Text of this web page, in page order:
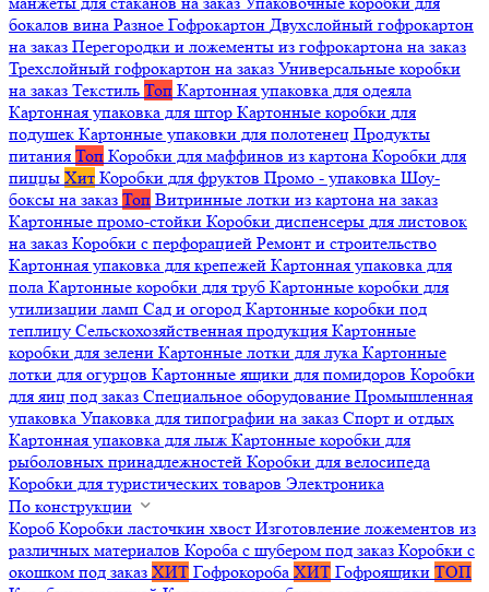
бокалов вина Разное Гофрокартон Двухслойный гофрокартон
на заказ Перегородки и ложементы из гофрокартона на заказ
Трехслойный гофрокартон на заказ Универсальные коробки
на заказ Текстиль Топ Картонная упаковка для одеяла
Картонная упаковка для штор Картонные коробки для
подушек Картонные упаковки для полотенец Продукты
питания Топ Коробки для маффинов из картона Коробки для
пиццы Хит Коробки для фруктов Промо - упаковка Шоу-
боксы на заказ Топ Витринные лотки из картона на заказ
Картонные промо-стойки Коробки диспенсеры для листовок
на заказ Коробки с перфорацией Ремонт и строительство
Картонная упаковка для крепежей Картонная упаковка для
пола Картонные коробки для труб Картонные коробки для
утилизации ламп Сад и огород Картонные коробки под
теплицу Сельскохозяйственная продукция Картонные
коробки для зелени Картонные лотки для лука Картонные
лотки для огурцов Картонные ящики для помидоров Коробки
для яиц под заказ Специальное оборудование Промышленная
упаковка Упаковка для типографии на заказ Спорт и отдых
Картонная упаковка для лыж Картонные коробки для
рыболовных принадлежностей Коробки для велосипеда
Коробки для туристических товаров Электроника
По конструкции
Короб Коробки ласточкин хвост Изготовление ложементов из
различных материалов Короба с шубером под заказ Коробки с
окошком под заказ ХИТ Гофрокороба ХИТ Гофроящики ТОП